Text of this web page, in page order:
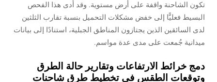
تكون الشاحنة واقفة على أرض مستوية. وقد أدى هذا الفحص
البسيط فعليًّا إلى خفض مشكلات التحميل بنسبة تقارب الثلثين
لدى السائقين الذين يجتازون المناطق الجبلية، استنادًا إلى بيانات
ميدانية جُمعت على مدى عدة مواسم.
دمج خرائط الارتفاعات وتقارير حالة الطرق
وتوقعات الطقس في تخطيط طرق شاحنات